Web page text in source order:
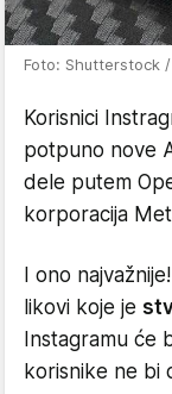
Foto: Shutterstock
Korisnici
potpuno nove
dele putem
korporacija
I ono
likovi koje je
Instagramu će
korisnike ne bi